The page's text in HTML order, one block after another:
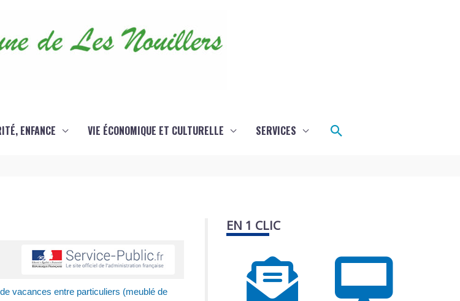
ENFANCE VIE ÉCONOMIQUE ET CULTURELLE SERVICES Rechercher
vacances entre particuliers (meublé de
EN 1 CLIC